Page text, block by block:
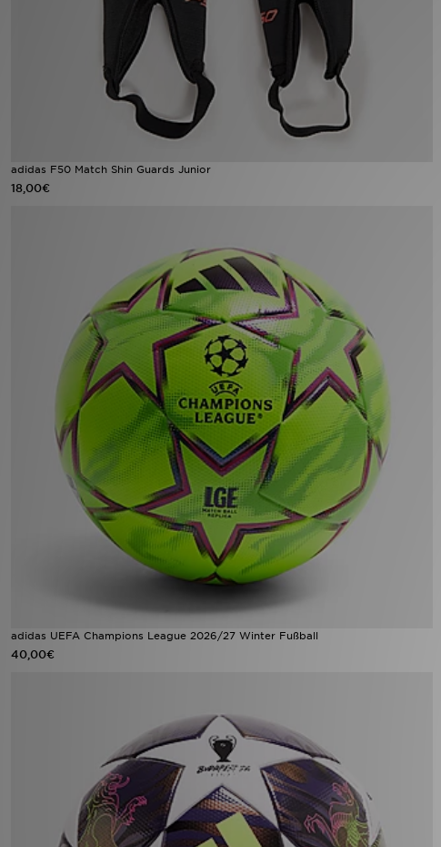
adidas F50 Match Shin Guards Junior
18,00€
adidas UEFA Champions League 2026/27 Winter Fußball
40,00€
Lade Die APP
Filialfinder
Bestellverfolgung
Hilfe & Kontakt
Trending Styles